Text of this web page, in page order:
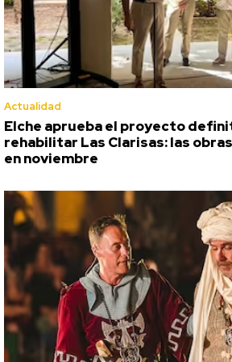
Actualidad
Elche aprueba el proyecto
rehabilitar Las Clarisas: las
en noviembre